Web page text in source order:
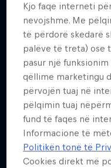
Kjo faqe interneti
nevojshme. Me
të përdorë skedarë
palëve të treta) ose
pasur një
qëllime marketingu
përvojën tuaj në
pëlqimin tuaj
fund të faqes në
Informacione të
Politikën tonë të
Cookies direkt më